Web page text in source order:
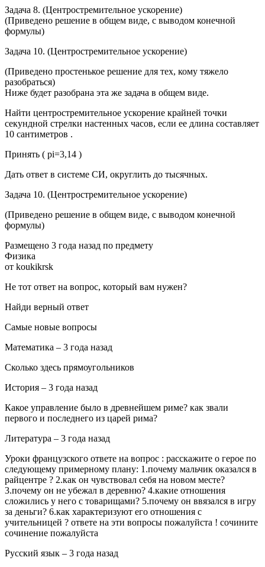
Задача 8. (Центростремительное ускорение)
(Приведено решение в общем виде, с выводом конечной
формулы)
Задача 10. (Центростремительное ускорение)
(Приведено простенькое решение для тех, кому тяжело
разобраться)
Ниже будет разобрана эта же задача в общем виде.
Найти центростремительное ускорение крайней точки
секундной стрелки настенных часов, если ее длина составляет
10 сантиметров .
Принять ( pi=3,14 )
Дать ответ в системе СИ, округлить до тысячных.
Задача 10. (Центростремительное ускорение)
(Приведено решение в общем виде, с выводом конечной
формулы)
Размещено 3 года назад по предмету
Физика
от koukikrsk
Не тот ответ на вопрос, который вам нужен?
Найди верный ответ
Самые новые вопросы
Математика – 3 года назад
Сколько здесь прямоугольников
История – 3 года назад
Какое управление было в древнейшем риме? как звали
первого и последнего из царей рима?
Литература – 3 года назад
Уроки французского ответе на вопрос : расскажите о герое по
следующему примерному плану: 1.почему мальчик оказался в
райцентре ? 2.как он чувствовал себя на новом месте?
3.почему он не убежал в деревню? 4.какие отношения
сложились у него с товарищами? 5.почему он ввязался в игру
за деньги? 6.как характеризуют его отношения с
учительницей ? ответе на эти вопросы пожалуйста ! сочините
сочинение пожалуйста
Русский язык – 3 года назад